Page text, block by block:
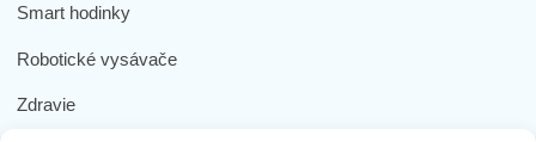
Smart hodinky
Robotické vysávače
Zdravie